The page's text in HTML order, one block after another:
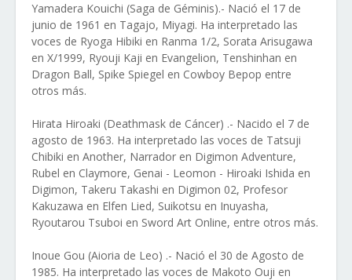
Yamadera Kouichi (Saga de Géminis).- Nació el 17 de
junio de 1961 en Tagajo, Miyagi. Ha interpretado las
voces de Ryoga Hibiki en Ranma 1/2, Sorata Arisugawa
en X/1999, Ryouji Kaji en Evangelion, Tenshinhan en
Dragon Ball, Spike Spiegel en Cowboy Bepop entre
otros más.
Hirata Hiroaki (Deathmask de Cáncer) .- Nacido el 7 de
agosto de 1963. Ha interpretado las voces de Tatsuji
Chibiki en Another, Narrador en Digimon Adventure,
Rubel en Claymore, Genai - Leomon - Hiroaki Ishida en
Digimon, Takeru Takashi en Digimon 02, Profesor
Kakuzawa en Elfen Lied, Suikotsu en Inuyasha,
Ryoutarou Tsuboi en Sword Art Online, entre otros más.
Inoue Gou (Aioria de Leo) .- Nació el 30 de Agosto de
1985. Ha interpretado las voces de Makoto Ouji en